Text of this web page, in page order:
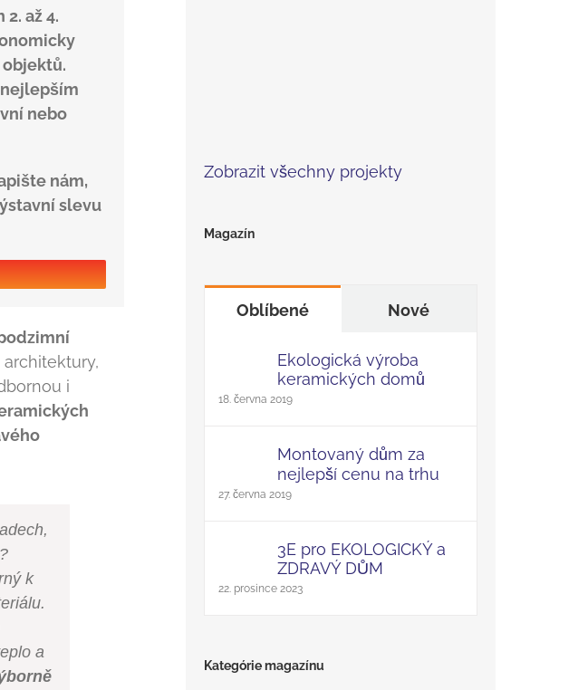
až 4.
nebo
nám,
slevu
i
k
a
Zobrazit všechny projekty
Magazín
Oblíbené Nové
Ekologická výroba
keramických domů
18. června 2019
Montovaný dům za
nejlepší cenu na trhu
27. června 2019
3E pro EKOLOGICKÝ a
ZDRAVÝ DŮM
22. prosince 2023
Kategórie magazínu